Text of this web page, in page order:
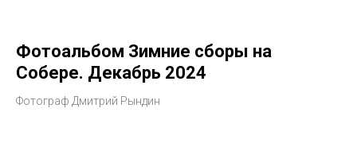
Фотоальбом Зимние сборы на
Собере. Декабрь 2024
Фотограф Дмитрий Рындин